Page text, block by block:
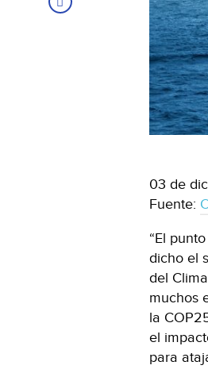
03 de
Fuente:
“El
dicho el
del
muchos
la
el
para